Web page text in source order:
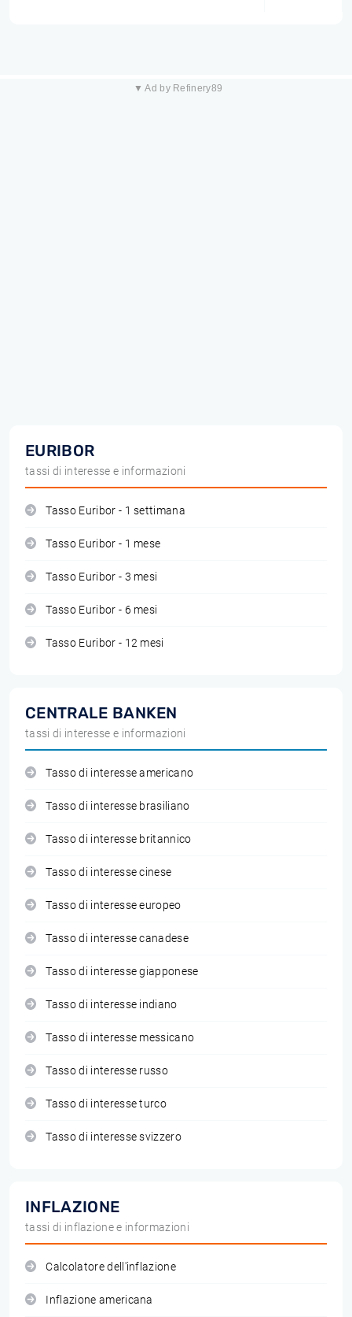
▼ Ad by Refinery89
EURIBOR
tassi di interesse e informazioni
Tasso Euribor - 1 settimana
Tasso Euribor - 1 mese
Tasso Euribor - 3 mesi
Tasso Euribor - 6 mesi
Tasso Euribor - 12 mesi
CENTRALE BANKEN
tassi di interesse e informazioni
Tasso di interesse americano
Tasso di interesse brasiliano
Tasso di interesse britannico
Tasso di interesse cinese
Tasso di interesse europeo
Tasso di interesse canadese
Tasso di interesse giapponese
Tasso di interesse indiano
Tasso di interesse messicano
Tasso di interesse russo
Tasso di interesse turco
Tasso di interesse svizzero
INFLAZIONE
tassi di inflazione e informazioni
Calcolatore dell'inflazione
Inflazione americana